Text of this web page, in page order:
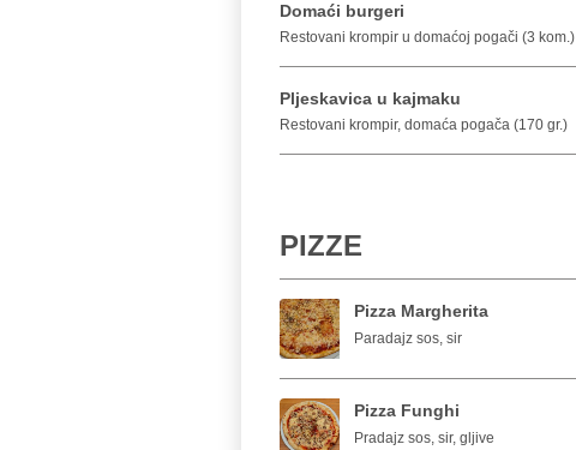
Domaći burgeri
Restovani krompir u domaćoj pogači (3 kom.)
Pljeskavica u kajmaku
Restovani krompir, domaća pogača (170 gr.)
PIZZE
Pizza Margherita
Paradajz sos, sir
Pizza Funghi
Pradajz sos, sir, gljive